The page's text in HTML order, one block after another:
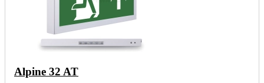
Alpine 32 AT